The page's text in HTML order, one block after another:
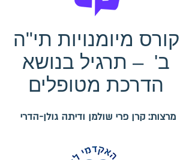
קורס מיומנויות תי"ה
ב' – תרגיל בנושא
הדרכת מטופלים
מרצות: קרן פרי שולמן ודיתה גולן-הדרי